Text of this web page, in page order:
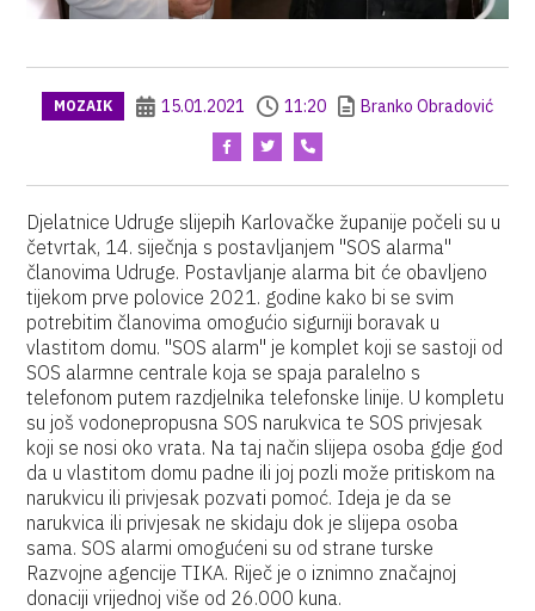
MOZAIK 15.01.2021 11:20 Branko Obradović
Djelatnice Udruge slijepih Karlovačke županije počeli su u
četvrtak, 14. siječnja s postavljanjem ''SOS alarma''
članovima Udruge. Postavljanje alarma bit će obavljeno
tijekom prve polovice 2021. godine kako bi se svim
potrebitim članovima omogućio sigurniji boravak u
vlastitom domu. "SOS alarm" je komplet koji se sastoji od
SOS alarmne centrale koja se spaja paralelno s
telefonom putem razdjelnika telefonske linije. U kompletu
su još vodonepropusna SOS narukvica te SOS privjesak
koji se nosi oko vrata. Na taj način slijepa osoba gdje god
da u vlastitom domu padne ili joj pozli može pritiskom na
narukvicu ili privjesak pozvati pomoć. Ideja je da se
narukvica ili privjesak ne skidaju dok je slijepa osoba
sama. SOS alarmi omogućeni su od strane turske
Razvojne agencije TIKA. Riječ je o iznimno značajnoj
donaciji vrijednoj više od 26.000 kuna.